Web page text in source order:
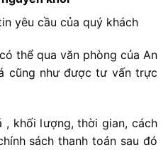
yêu cầu của quý khách
thể qua văn phòng của An
cũng như được tư vấn trực
, khối lượng, thời gian, cách
sách thanh toán sau đó